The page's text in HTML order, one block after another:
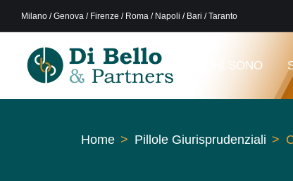
Milano / Genova / Firenze / Roma / Napoli / Bari / Taranto
CHI SONO
Home Pillole Giurisprudenziali